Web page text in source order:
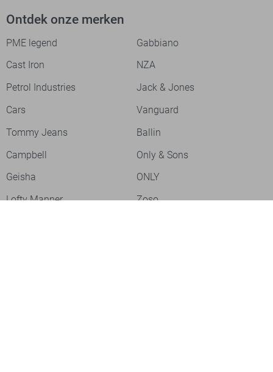
Ontdek onze merken
PME legend
Gabbiano
Cast Iron
NZA
Petrol Industries
Jack & Jones
Cars
Vanguard
Tommy Jeans
Ballin
Campbell
Only & Sons
Geisha
ONLY
Lofty Manner
Zoso